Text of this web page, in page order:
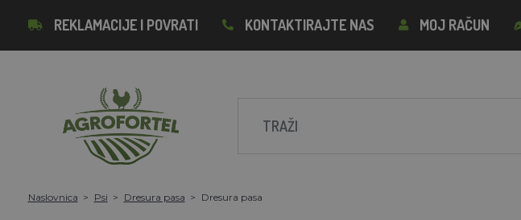
REKLAMACIJE I POVRATI KONTAKTIRAJTE NAS MOJ RAČUN
Naslovnica Psi Dresura pasa Dresura pasa